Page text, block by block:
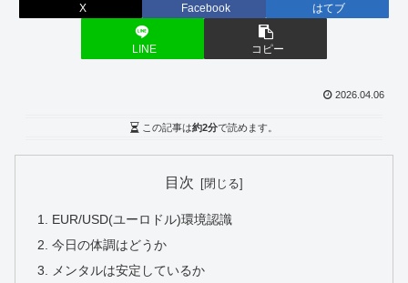
X Facebook はてブ
LINE コピー
2026.04.06
この記事は約2分で読めます。
目次
EUR/USD(ユーロドル)環境認識
今日の体調はどうか
メンタルは安定しているか